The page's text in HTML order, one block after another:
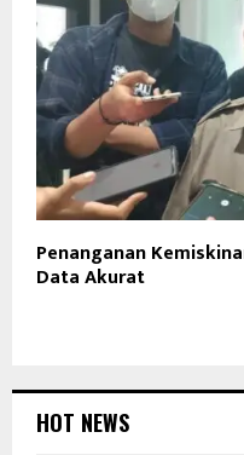
Penanganan
Data Akurat
HOT NEWS